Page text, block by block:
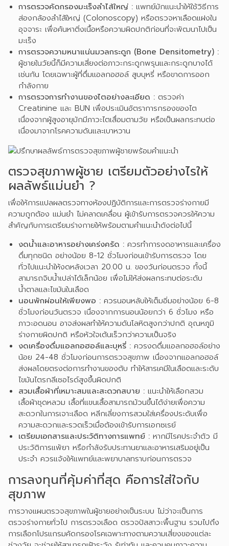
การตรวจคัดกรองมะเร็งลำไส้ใหญ่ : แพทย์มักแนะนำให้ใช้วิธีการ
ส่องกล้องลำไส้ใหญ่ (Colonoscopy) หรือตรวจหาเลือดแฝงใน
อุจจาระ เพื่อค้นหาติ่งเนื้อหรือความผิดปกติก่อนที่จะพัฒนาไปเป็น
มะเร็ง
การตรวจความหนาแน่นมวลกระดูก (Bone Densitometry) :
ผู้ชายในวัยนี้ก็มีความเสี่ยงต่อภาวะกระดูกพรุนและกระดูกบางได้
เช่นกัน โดยเฉพาะผู้ที่ดื่มแอลกอฮอล์ สูบบุหรี่ หรือขาดการออก
กำลังกาย
การตรวจการทำงานของไตอย่างละเอียด : ตรวจค่า
Creatinine และ BUN เพื่อประเมินอัตราการกรองของไต
เนื่องจากผู้สูงอายุมักมีภาวะไตเสื่อมตามวัย หรือเป็นผลกระทบต่อ
เนื่องมาจากโรคความดันและเบาหวาน
ตรวจสุขภาพผู้ชาย เตรียมตัวอย่างไรให้
ผลลัพธ์แม่นยำ ?
เพื่อให้การแปลผลตรวจทางห้องปฏิบัติการและการตรวจร่างกายมี
ความถูกต้อง แม่นยำ ไม่คลาดเคลื่อน ผู้เข้ารับการตรวจควรให้ความ
สำคัญกับการเตรียมร่างกายให้พร้อมตามคำแนะนำดังต่อไปนี้
งดน้ำและอาหารอย่างเคร่งครัด : ควรทำการงดอาหารและเครื่อง
ดื่มทุกชนิด อย่างน้อย 8-12 ชั่วโมงก่อนเข้ารับการตรวจ โดย
ทั่วไปแนะนำให้งดหลังเวลา 20.00 น. ของวันก่อนตรวจ ทั้งนี้
สามารถจิบน้ำเปล่าได้เล็กน้อย เพื่อไม่ให้ส่งผลกระทบต่อระดับ
น้ำตาลและไขมันในเลือด
นอนพักผ่อนให้เพียงพอ : ควรนอนหลับให้เต็มอิ่มอย่างน้อย 6-8
ชั่วโมงก่อนวันตรวจ เนื่องจากการนอนน้อยกว่า 6 ชั่วโมง หรือ
ภาวะอดนอน อาจส่งผลทำให้ความดันโลหิตสูงกว่าปกติ อุณหภูมิ
ร่างกายผิดปกติ หรือหัวใจเต้นเร็วกว่าความเป็นจริง
งดเครื่องดื่มแอลกอฮอล์และบุหรี่ : ควรงดดื่มแอลกอฮอล์อย่าง
น้อย 24-48 ชั่วโมงก่อนการตรวจสุขภาพ เนื่องจากแอลกอฮอล์
ส่งผลโดยตรงต่อการทำงานของตับ ทำให้สารเคมีในเลือดและระดับ
ไขมันไตรกลีเซอไรด์สูงขึ้นผิดปกติ
สวมเสื้อผ้าที่เหมาะสมและสะดวกสบาย : แนะนำให้เลือกสวม
เสื้อผ้าชุดหลวม เสื้อที่แขนเสื้อสามารถม้วนขึ้นได้ง่ายเพื่อความ
สะดวกในการเจาะเลือด หลีกเลี่ยงการสวมใส่เครื่องประดับเพื่อ
ความสะดวกและรวดเร็วเมื่อต้องเข้ารับการเอกซเรย์
เตรียมเอกสารและประวัติทางการแพทย์ : หากมีโรคประจำตัว มี
ประวัติการแพ้ยา หรือกำลังรับประทานยาและอาหารเสริมอยู่เป็น
ประจำ ควรแจ้งให้แพทย์และพยาบาลทราบก่อนการตรวจ
การลงทุนที่คุ้มค่าที่สุด คือการใส่ใจกับ
สุขภาพ
การวางแผนตรวจสุขภาพในผู้ชายอย่างเป็นระบบ ไม่ว่าจะเป็นการ
ตรวจร่างกายทั่วไป การตรวจเลือด ตรวจปัสสาวะพื้นฐาน รวมไปถึง
การเลือกโปรแกรมคัดกรองโรคเฉพาะทางตามความเสี่ยงของแต่ละ